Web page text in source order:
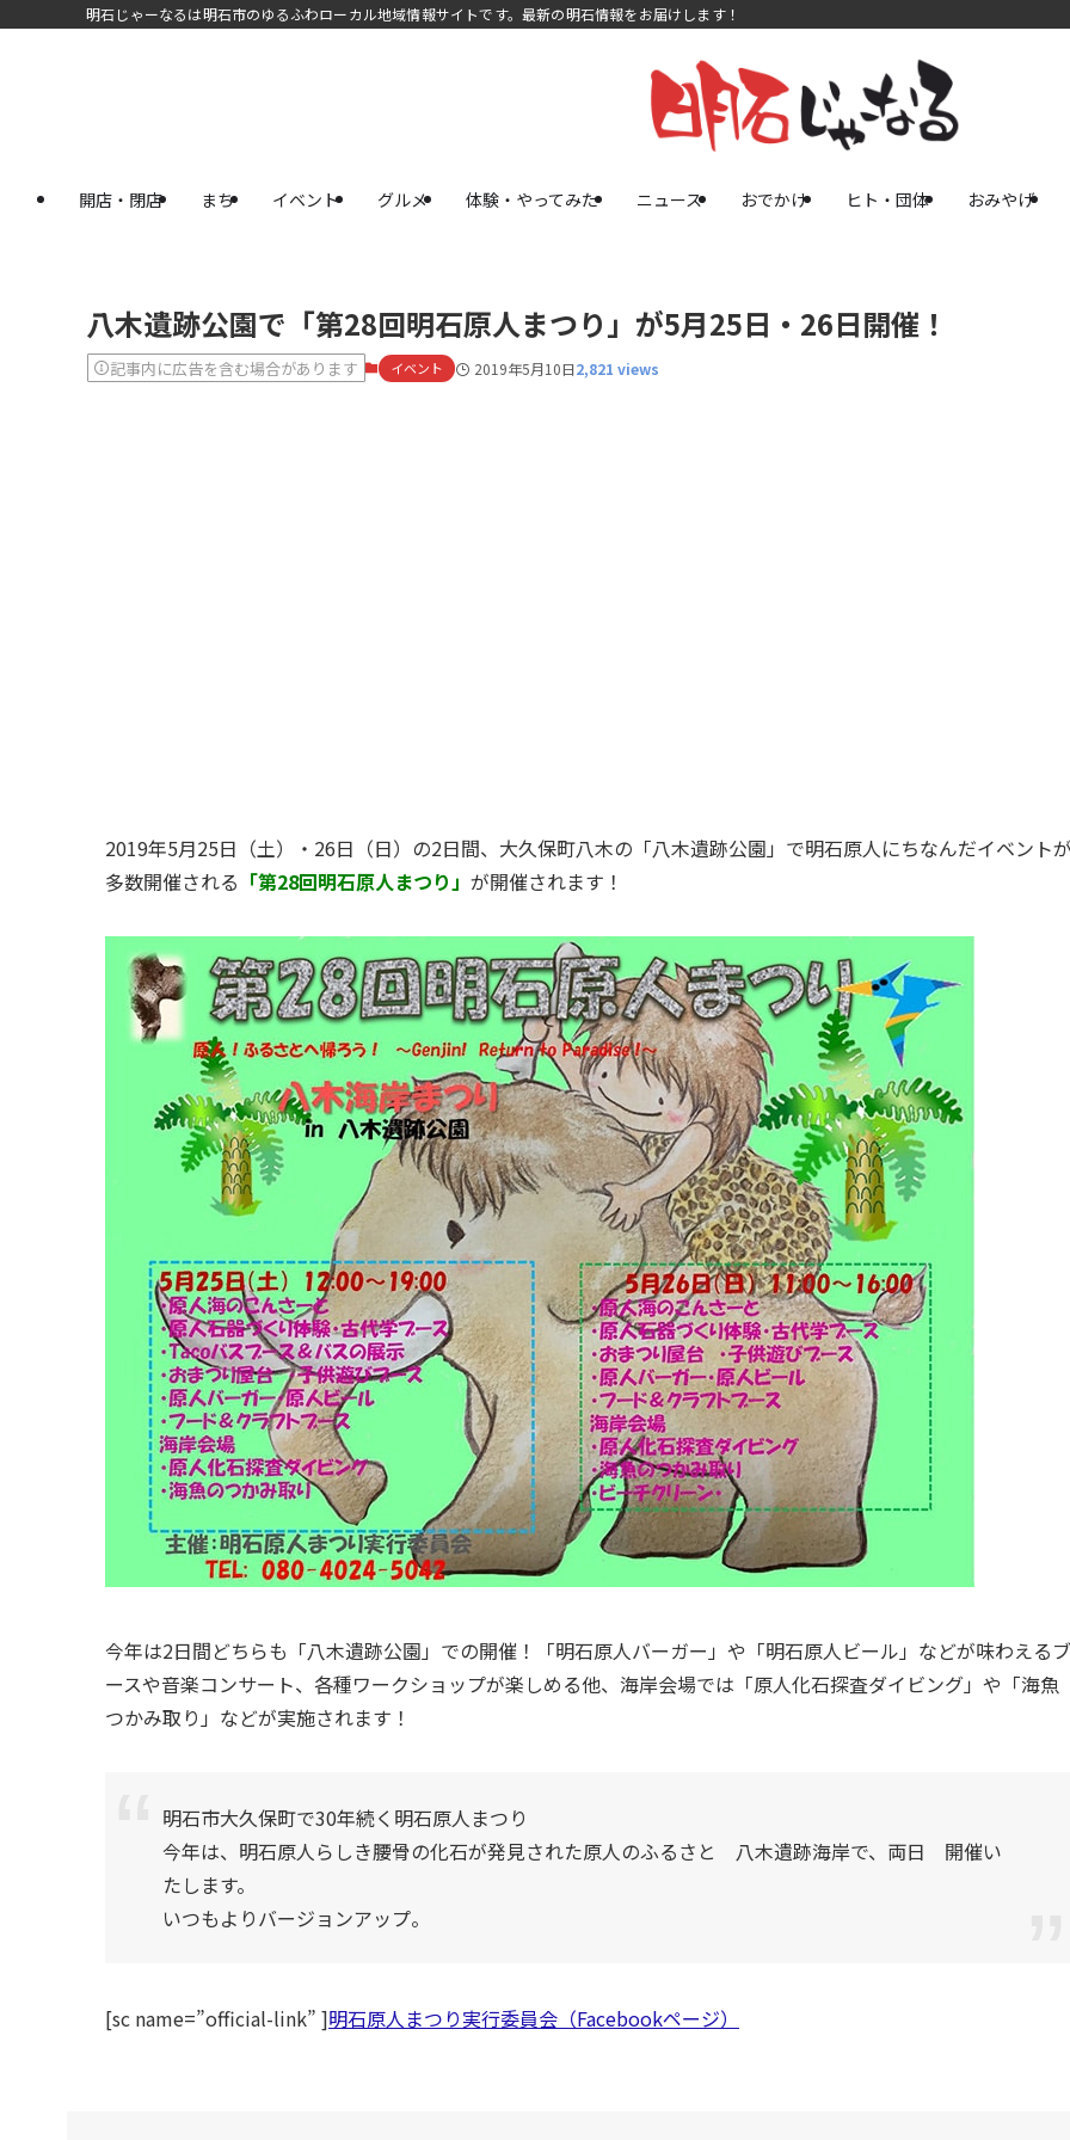
明石じゃーなるは明石市のゆるふわローカル地域情報サイトです。最新の明石情報をお届けします！
開店・閉店 まち イベント グルメ 体験・やってみた ニュース おでかけ ヒト・団体 おみやげ
八木遺跡公園で「第28回明石原人まつり」が5月25日・26日開催！
記事内に広告を含む場合があります イベント 2019年5月10日2,821 views
2019年5月25日（土）・26日（日）の2日間、大久保町八木の「八木遺跡公園」で明石原人にちなんだイベント
多数開催される 「第28回明石原人まつり」 が開催されます！
今年は2日間どちらも「八木遺跡公園」での開催！「明石原人バーガー」や「明石原人ビール」などが味わえるブ
ースや音楽コンサート、各種ワークショップが楽しめる他、海岸会場では「原人化石探査ダイビング」や「海魚
つかみ取り」などが実施されます！
明石市大久保町で30年続く明石原人まつり
今年は、明石原人らしき腰骨の化石が発見された原人のふるさと 八木遺跡海岸で、両日 開催い
たします。
いつもよりバージョンアップ。
[sc name=”official-link” ]明石原人まつり実行委員会（Facebookページ）